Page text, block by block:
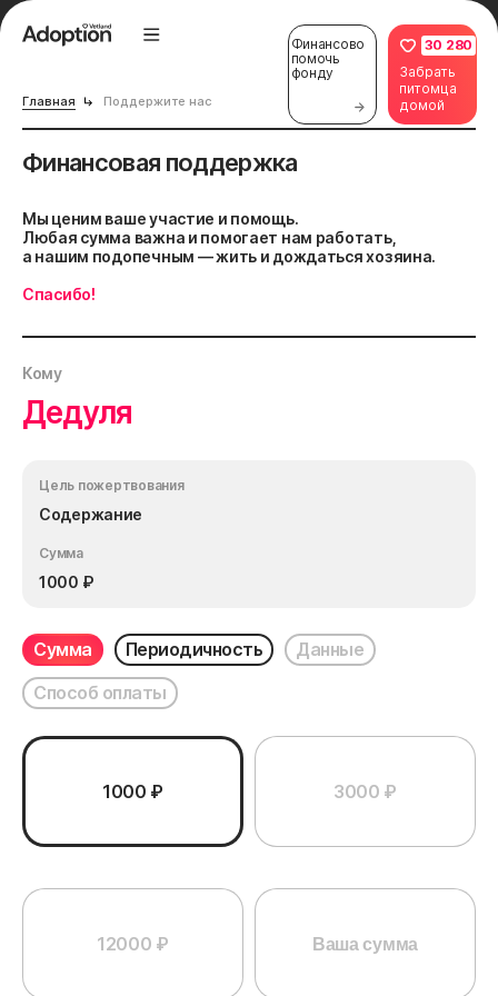
Финансово
помочь
фонду
30 280
Забрать
питомца
домой
Главная Поддержите нас
Финансовая поддержка
Мы ценим ваше участие и помощь.
Любая сумма важна и помогает нам работать,
а нашим подопечным — жить и дождаться хозяина.
Спасибо!
Кому
Дедуля
Цель пожертвования
Содержание
Сумма
1000 ₽
Сумма Периодичность
Данные
Способ оплаты
1000 ₽ 3000 ₽
12000 ₽